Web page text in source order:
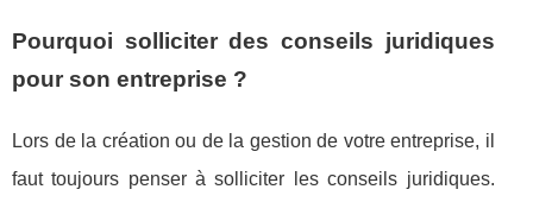
Pourquoi solliciter des conseils juridiques
pour son entreprise ?
Lors de la création ou de la gestion de votre entreprise, il
faut toujours penser à solliciter les conseils juridiques.